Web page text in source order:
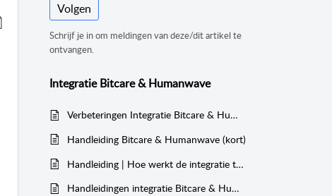
Volgen
Schrijf je in om meldingen van deze/dit artikel te
ontvangen.
Integratie Bitcare & Humanwave
Verbeteringen Integratie Bitcare & Humanwave - mei 2022
Handleiding Bitcare & Humanwave (kort)
Handleiding | Hoe werkt de integratie tussen Bitcare & Humanwave?
Handleidingen integratie Bitcare & Humanwave | toegang en autorisatie